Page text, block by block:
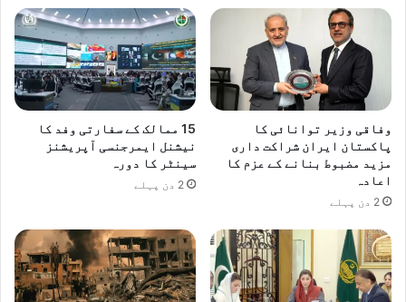
وفاقی وزیر توانائی کا
پاکستان ایران شراکت داری
مزید مضبوط بنانے کے عزم کا
اعادہ
2 دن پہلے
15 ممالک کے سفارتی وفد کا
نیشنل ایمرجنسی آپریشنز
سینٹر کا دورہ
2 دن پہلے